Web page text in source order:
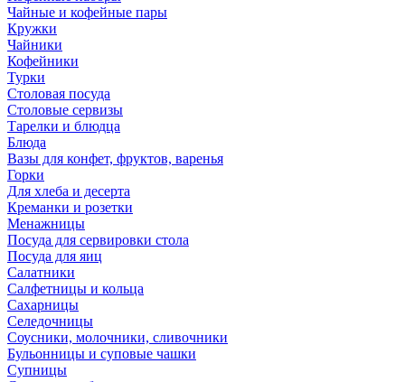
Чайные и кофейные пары
Кружки
Чайники
Кофейники
Турки
Столовая посуда
Столовые сервизы
Тарелки и блюдца
Блюда
Вазы для конфет, фруктов, варенья
Горки
Для хлеба и десерта
Креманки и розетки
Менажницы
Посуда для сервировки стола
Посуда для яиц
Салатники
Салфетницы и кольца
Сахарницы
Селедочницы
Соусники, молочники, сливочники
Бульонницы и суповые чашки
Супницы